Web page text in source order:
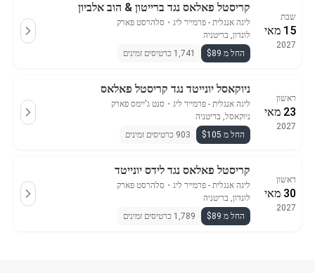
שבת
15 מאי
2027
קריסטל פאלאס נגד ברייטון & הוב אלביון
ליגה אנגלית - פרמייר ליג ・ סלהרסט פארק
לונדון, בריטניה
החל מ $89
1,741 כרטיסים זמינים
ראשון
23 מאי
2027
ניוקאסל יונייטד נגד קריסטל פאלאס
ליגה אנגלית - פרמייר ליג ・ סנט ג'יימס פארק
ניוקאסל, בריטניה
החל מ $105
903 כרטיסים זמינים
ראשון
30 מאי
2027
קריסטל פאלאס נגד לידס יונייטד
ליגה אנגלית - פרמייר ליג ・ סלהרסט פארק
לונדון, בריטניה
החל מ $89
1,789 כרטיסים זמינים